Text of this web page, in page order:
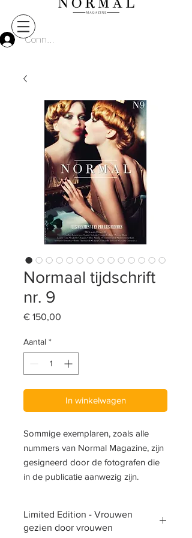
Connect
Normaal tijdschrift
nr. 9
€ 150,00
Aantal *
In winkelwagen
Sommige exemplaren, zoals alle
nummers van Normal Magazine, zijn
gesigneerd door de fotografen die
in de publicatie aanwezig zijn.
Limited Edition - Vrouwen
gezien door vrouwen